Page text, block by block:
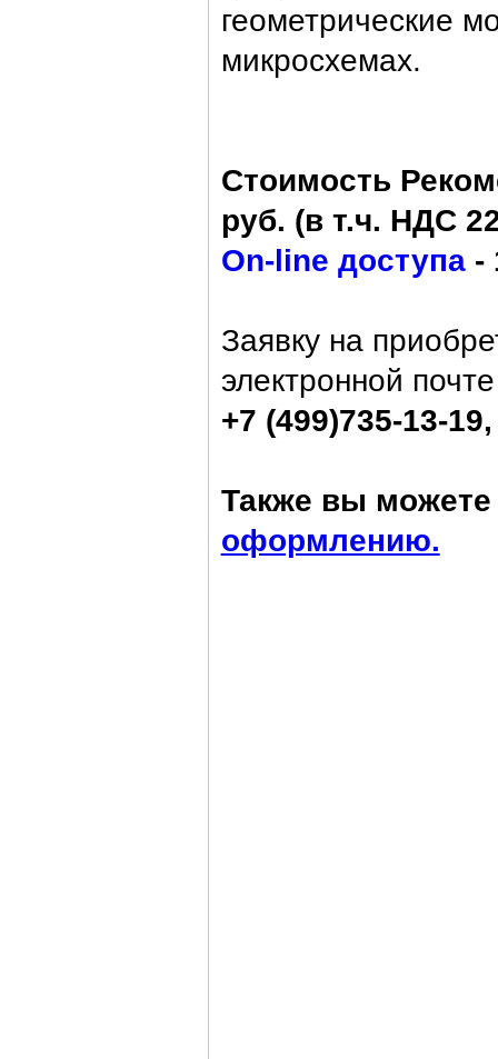
геометрические
микросхемах.
Стоимость
руб. (в т.ч. НДС
On-line доступа-
Заявку на
электронной
+7 (499)735-13-
Также вы
оформлению.